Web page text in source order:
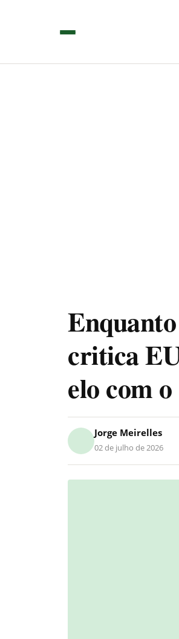
critica
elo com
Jorge Meirelles
02 de julho de 2026